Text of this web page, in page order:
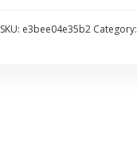
SKU: e3bee04e35b2 Category: